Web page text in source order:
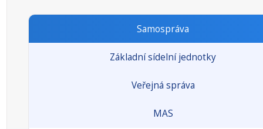
Samospráva
Základní sídelní jednotky
Veřejná správa
MAS